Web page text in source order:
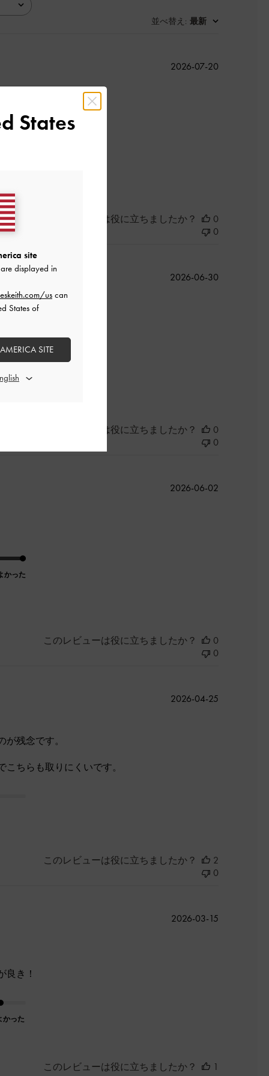
並べ替え : 最新
公
2026-07-20
このレビューは役に立ちましたか？
0
0
かった
公
2026-06-30
このレビューは役に立ちましたか？
0
0
かった
公
2026-06-02
このレビューは役に立ちましたか？
0
0
残念です。
ちらも取りにくいです。
公
2026-04-25
このレビューは役に立ちましたか？
2
0
良き！
かった
公
2026-03-15
このレビューは役に立ちましたか？
1
States
site
displayed in
uscan
States of
SITE